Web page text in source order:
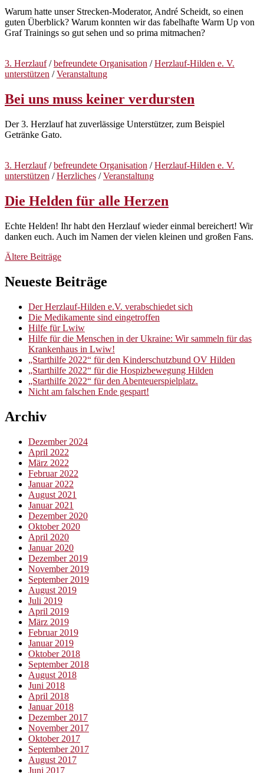
Warum hatte unser Strecken-Moderator, André Scheidt, so einen
guten Überblick? Warum konnten wir das fabelhafte Warm Up von
Graf Trainings so gut sehen und so prima mitmachen?
3. Herzlauf/befreundete Organisation /Herzlauf-Hilden e. V.
unterstützen /Veranstaltung
Bei uns muss keiner verdursten
Der 3. Herzlauf hat zuverlässige Unterstützer, zum Beispiel
Getränke Gato.
3. Herzlauf/befreundete Organisation /Herzlauf-Hilden e. V.
unterstützen /Herzliches /Veranstaltung
Die Helden für alle Herzen
Echte Helden! Ihr habt den Herzlauf wieder einmal bereichert! Wir
danken euch. Auch im Namen der vielen kleinen und großen Fans.
Beitragsnavigation
Ältere Beiträge
Neueste Beiträge
Der Herzlauf-Hilden e.V. verabschiedet sich
Die Medikamente sind eingetroffen
Hilfe für Lwiw
Hilfe für die Menschen in der Ukraine: Wir sammeln für das
Krankenhaus in Lwiw!
„Starthilfe 2022“ für den Kinderschutzbund OV Hilden
„Starthilfe 2022“ für die Hospizbewegung Hilden
„Starthilfe 2022“ für den Abenteuerspielplatz.
Nicht am falschen Ende gespart!
Archiv
Dezember 2024
April 2022
März 2022
Februar 2022
Januar 2022
August 2021
Januar 2021
Dezember 2020
Oktober 2020
April 2020
Januar 2020
Dezember 2019
November 2019
September 2019
August 2019
Juli 2019
April 2019
März 2019
Februar 2019
Januar 2019
Oktober 2018
September 2018
August 2018
Juni 2018
April 2018
Januar 2018
Dezember 2017
November 2017
Oktober 2017
September 2017
August 2017
Juni 2017